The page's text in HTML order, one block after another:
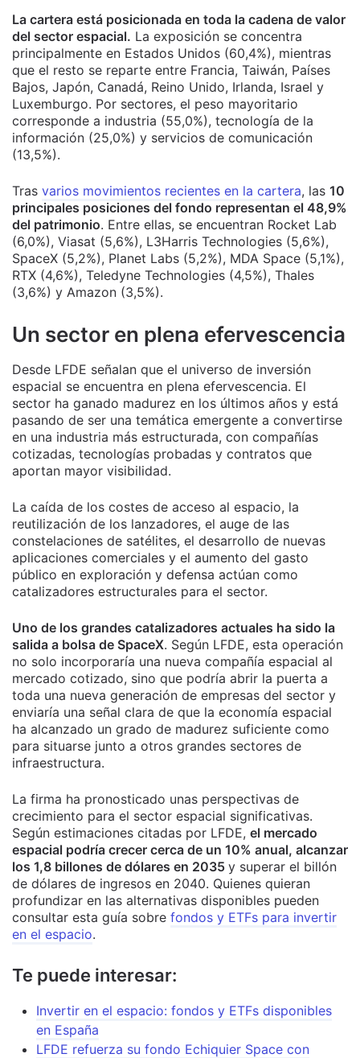
La cartera está posicionada en toda la cadena de valor
del sector espacial. La exposición se concentra
principalmente en Estados Unidos (60,4%), mientras
que el resto se reparte entre Francia, Taiwán, Países
Bajos, Japón, Canadá, Reino Unido, Irlanda, Israel y
Luxemburgo. Por sectores, el peso mayoritario
corresponde a industria (55,0%), tecnología de la
información (25,0%) y servicios de comunicación
(13,5%).
Tras varios movimientos recientes en la cartera, las 10
principales posiciones del fondo representan el 48,9%
del patrimonio. Entre ellas, se encuentran Rocket Lab
(6,0%), Viasat (5,6%), L3Harris Technologies (5,6%),
SpaceX (5,2%), Planet Labs (5,2%), MDA Space (5,1%),
RTX (4,6%), Teledyne Technologies (4,5%), Thales
(3,6%) y Amazon (3,5%).
Un sector en plena efervescencia
Desde LFDE señalan que el universo de inversión
espacial se encuentra en plena efervescencia. El
sector ha ganado madurez en los últimos años y está
pasando de ser una temática emergente a convertirse
en una industria más estructurada, con compañías
cotizadas, tecnologías probadas y contratos que
aportan mayor visibilidad.
La caída de los costes de acceso al espacio, la
reutilización de los lanzadores, el auge de las
constelaciones de satélites, el desarrollo de nuevas
aplicaciones comerciales y el aumento del gasto
público en exploración y defensa actúan como
catalizadores estructurales para el sector.
Uno de los grandes catalizadores actuales ha sido la
salida a bolsa de SpaceX. Según LFDE, esta operación
no solo incorporaría una nueva compañía espacial al
mercado cotizado, sino que podría abrir la puerta a
toda una nueva generación de empresas del sector y
enviaría una señal clara de que la economía espacial
ha alcanzado un grado de madurez suficiente como
para situarse junto a otros grandes sectores de
infraestructura.
La firma ha pronosticado unas perspectivas de
crecimiento para el sector espacial significativas.
Según estimaciones citadas por LFDE, el mercado
espacial podría crecer cerca de un 10% anual, alcanzar
los 1,8 billones de dólares en 2035 y superar el billón
de dólares de ingresos en 2040. Quienes quieran
profundizar en las alternativas disponibles pueden
consultar esta guía sobre fondos y ETFs para invertir
en el espacio.
Te puede interesar:
Invertir en el espacio: fondos y ETFs disponibles
en España
LFDE refuerza su fondo Echiquier Space con